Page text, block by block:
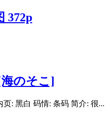
372p
のそこ]
: 黑白 码情: 条码 简介: 很...